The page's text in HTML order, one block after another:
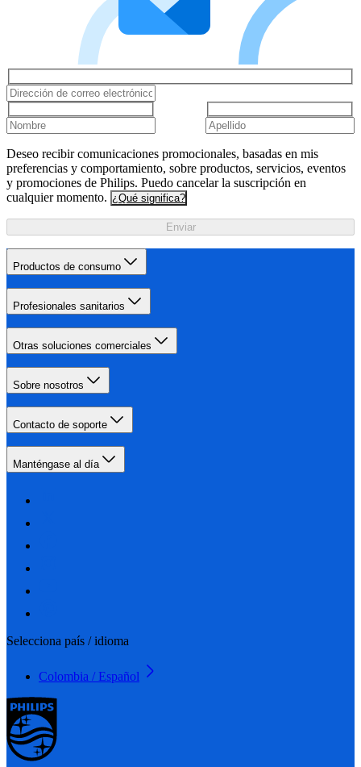
Deseo recibir comunicaciones promocionales, basadas en mis
preferencias y comportamiento, sobre productos, servicios, eventos
y promociones de Philips. Puedo cancelar la suscripción en
cualquier momento. ¿Qué significa?
Enviar
Productos de consumo
Profesionales sanitarios
Otras soluciones comerciales
Sobre nosotros
Contacto de soporte
Manténgase al día
Selecciona país / idioma
Colombia / Español